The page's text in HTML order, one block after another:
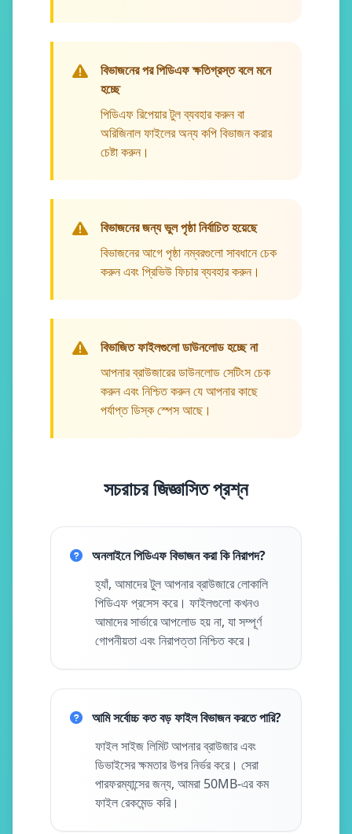
বিভাজনের পর পিডিএফ ক্ষতিগ্রস্ত বলে মনে
হচ্ছে
পিডিএফ রিপেয়ার টুল ব্যবহার করুন বা
অরিজিনাল ফাইলের অন্য কপি বিভাজন করার
চেষ্টা করুন।
বিভাজনের জন্য ভুল পৃষ্ঠা নির্বাচিত হয়েছে
বিভাজনের আগে পৃষ্ঠা নম্বরগুলো সাবধানে চেক
করুন এবং প্রিভিউ ফিচার ব্যবহার করুন।
বিভাজিত ফাইলগুলো ডাউনলোড হচ্ছে না
আপনার ব্রাউজারের ডাউনলোড সেটিংস চেক
করুন এবং নিশ্চিত করুন যে আপনার কাছে
পর্যাপ্ত ডিস্ক স্পেস আছে।
সচরাচর জিজ্ঞাসিত প্রশ্ন
অনলাইনে পিডিএফ বিভাজন করা কি নিরাপদ?
হ্যাঁ, আমাদের টুল আপনার ব্রাউজারে লোকালি
পিডিএফ প্রসেস করে। ফাইলগুলো কখনও
আমাদের সার্ভারে আপলোড হয় না, যা সম্পূর্ণ
গোপনীয়তা এবং নিরাপত্তা নিশ্চিত করে।
আমি সর্বোচ্চ কত বড় ফাইল বিভাজন করতে পারি?
ফাইল সাইজ লিমিট আপনার ব্রাউজার এবং
ডিভাইসের ক্ষমতার উপর নির্ভর করে। সেরা
পারফরম্যান্সের জন্য, আমরা 50MB-এর কম
ফাইল রেকমেন্ড করি।